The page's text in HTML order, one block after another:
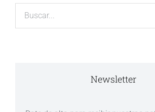
Newsletter